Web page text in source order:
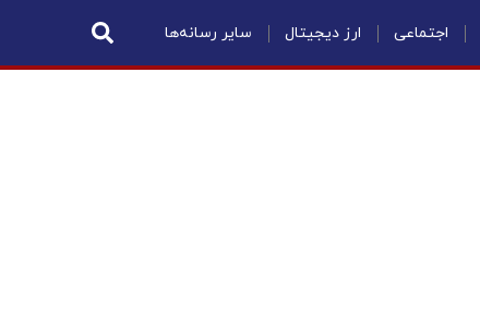
اجتماعی ارز دیجیتال سایر رسانه‌ها